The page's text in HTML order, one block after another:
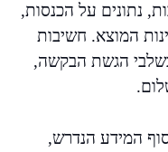
נתונים על הכנסות,
המוצא. חשיבות
הגשת הבקשה,
המידע הנדרש,